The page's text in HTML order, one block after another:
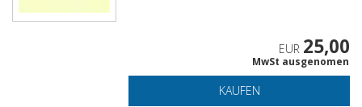
EUR 25,00
MwSt ausgenomen
KAUFEN